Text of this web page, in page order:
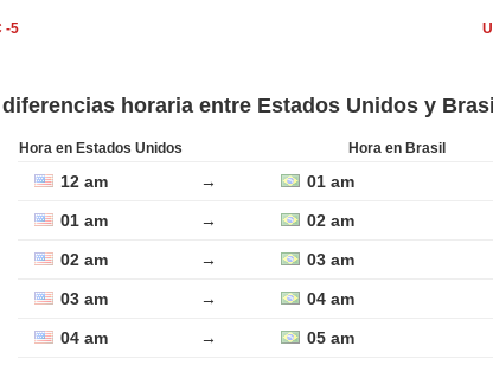
-5
diferencias horaria entre Estados Unidos y
Hora en Estados Unidos Hora en Brasil
12 am → 01 am
01 am → 02 am
02 am → 03 am
03 am → 04 am
04 am → 05 am